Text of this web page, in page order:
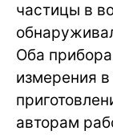
частицы в
Оба
измерения
авторам